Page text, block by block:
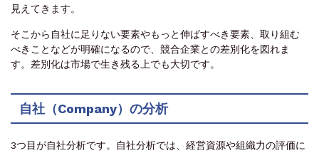
見えてきます。
そこから自社に足りない要素やもっと伸ばすべき要素、取り組む
べきことなどが明確になるので、競合企業との差別化を図れま
す。差別化は市場で生き残る上でも大切です。
自社（Company）の分析
3つ目が自社分析です。自社分析では、経営資源や組織力の評価に